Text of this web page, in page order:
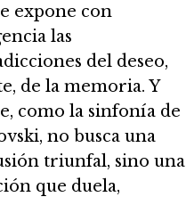
expone con
las
del deseo,
de la memoria. Y
como la sinfonía de
no busca una
triunfal, sino una
que duela,